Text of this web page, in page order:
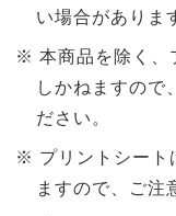
い場合がありま
本商品を除く、
しかねますので
ださい。
プリントシート
ますので、ご注